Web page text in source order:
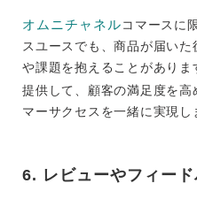
オムニチャネルコマースに
スユースでも、商品が届い
や課題を抱えることがあり
提供して、顧客の満足度を高
マーサクセスを一緒に実現し
6. レビューやフィー